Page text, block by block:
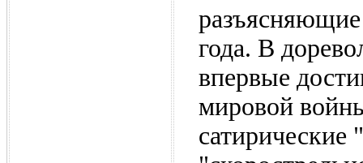
года. В
впервые
мировой